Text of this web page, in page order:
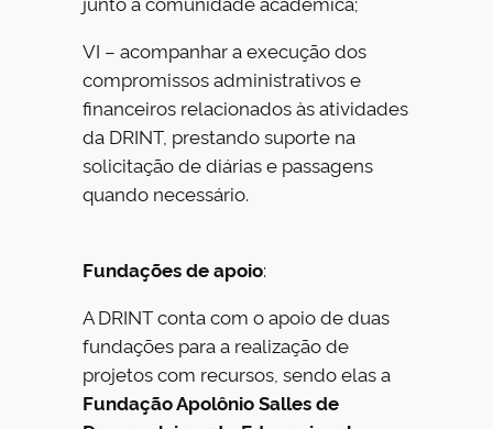
VI – acompanhar a execução dos
compromissos administrativos e
financeiros relacionados às atividades
da DRINT, prestando suporte na
solicitação de diárias e passagens
quando necessário.
Fundações de apoio:
A DRINT conta com o apoio de duas
fundações para a realização de
projetos com recursos, sendo elas a
Fundação Apolônio Salles de